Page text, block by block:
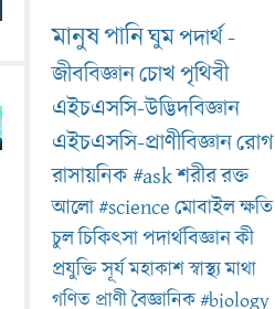
মানুষপানিঘুমপদার্থ-
জীববিজ্ঞানচোখপৃথিবী
এইচএসসি-উদ্ভিদবিজ্ঞান
এইচএসসি-প্রাণীবিজ্ঞানরোগ
রাসায়নিক#askশরীররক্ত
আলো#scienceমোবাইলক্ষতি
চুলচিকিৎসাপদার্থবিজ্ঞানকী
প্রযুক্তিসূর্যমহাকাশস্বাস্থ্যমাথা
গণিত প্রাণীবৈজ্ঞানিক#biology